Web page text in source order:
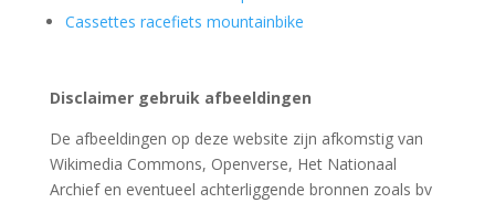
Cassettes racefiets mountainbike
Disclaimer gebruik afbeeldingen
De afbeeldingen op deze website zijn afkomstig van
Wikimedia Commons, Openverse, Het Nationaal
Archief en eventueel achterliggende bronnen zoals bv